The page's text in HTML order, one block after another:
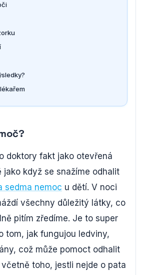
doktory fakt jako otevřená
jako když se snažíme odhalit
sedma nemoc u dětí. V noci
všechny důležitý látky, co
pitím zředíme. Je to super
tom, jak fungujou ledviny,
což může pomoct odhalit
toho, jestli nejde o pata